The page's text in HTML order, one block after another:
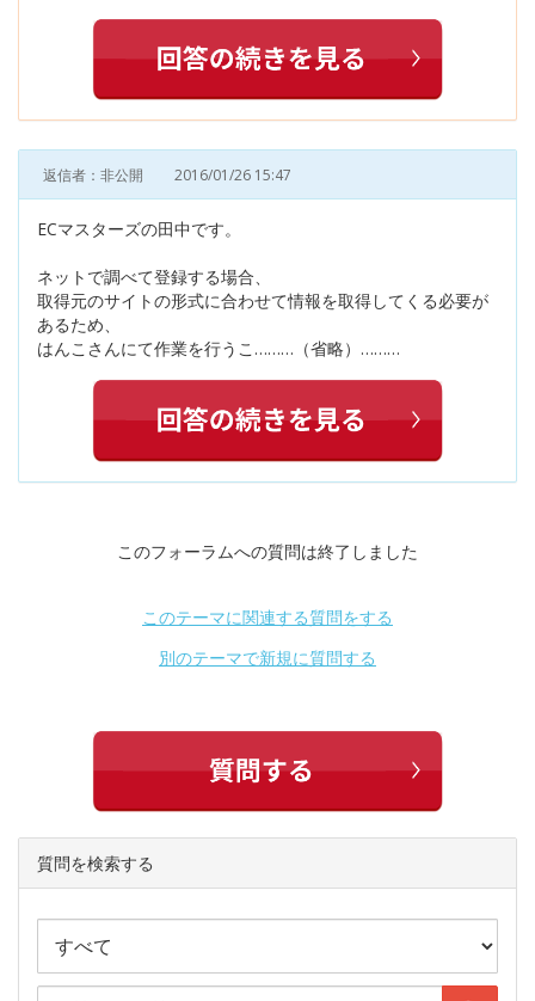
返信者：非公開 2016/01/26 15:47
ECマスターズの田中です。
ネットで調べて登録する場合、
取得元のサイトの形式に合わせて情報を取得してくる必要が
あるため、
はんこさんにて作業を行うこ………（省略）………
このフォーラムへの質問は終了しました
このテーマに関連する質問をする
別のテーマで新規に質問する
質問を検索する